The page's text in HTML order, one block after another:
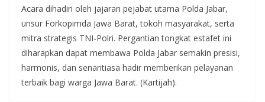
Acara dihadiri oleh jajaran pejabat utama Polda Jabar,
unsur Forkopimda Jawa Barat, tokoh masyarakat, serta
mitra strategis TNI-Polri. Pergantian tongkat estafet ini
diharapkan dapat membawa Polda Jabar semakin presisi,
harmonis, dan senantiasa hadir memberikan pelayanan
terbaik bagi warga Jawa Barat. (Kartijah).